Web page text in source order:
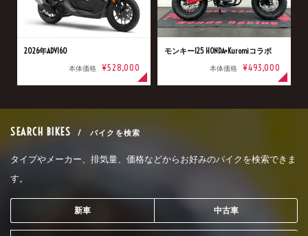
2026年ADV160
本体価格 ¥528,000
モンキー125 HONDA×Kuromiコラボ
本体価格 ¥493,000
SEARCH BIKES / バイクを検索
タイプやメーカー、排気量、価格などからお好みのバイクを検索できま
す。
新車 中古車